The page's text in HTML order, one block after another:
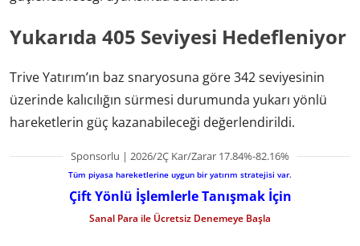
Yukarıda 405 Seviyesi Hedefleniyor
Trive Yatırım’ın baz snaryosuna göre 342 seviyesinin
üzerinde kalıcılığın sürmesi durumunda yukarı yönlü
hareketlerin güç kazanabileceği değerlendirildi.
Sponsorlu | 2026/2Ç Kar/Zarar 17.84%-82.16%
Tüm piyasa hareketlerine uygun bir yatırım stratejisi var.
Çift Yönlü İşlemlerle Tanışmak İçin
Sanal Para ile Ücretsiz Denemeye Başla